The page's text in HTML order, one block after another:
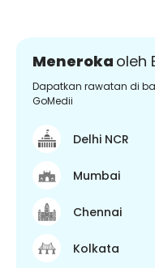
Meneroka oleh
Dapatkan rawatan di
GoMedii
Delhi NCR
Mumbai
Chennai
Kolkata